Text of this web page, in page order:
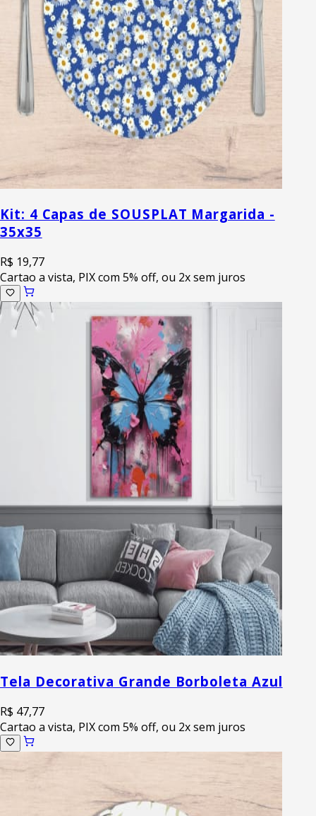
Kit: 4 Capas de SOUSPLAT Margarida -
35x35
R$ 19,77
Cartao a vista, PIX com 5% off, ou 2x sem juros
Tela Decorativa Grande Borboleta Azul
R$ 47,77
Cartao a vista, PIX com 5% off, ou 2x sem juros